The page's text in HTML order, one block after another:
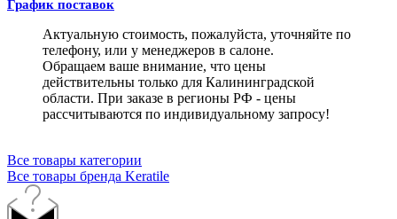
График поставок
Актуальную стоимость, пожалуйста, уточняйте по
телефону, или у менеджеров в салоне.
Обращаем ваше внимание, что цены
действительны только для Калининградской
области. При заказе в регионы РФ - цены
рассчитываются по индивидуальному запросу!
Все товары категории
Все товары бренда Keratile